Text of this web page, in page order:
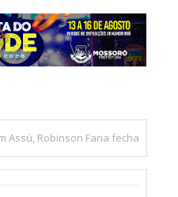
Assú, Robinson Faria fecha
Soares e Dr. Gustavo.